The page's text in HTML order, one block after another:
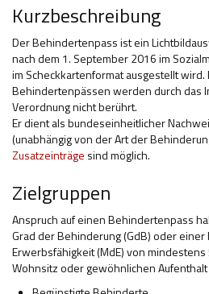
Kurzbeschreibung
Der Behindertenpass ist ein
nach dem 1. September 2016 im
im Scheckkartenformat ausgestellt
Behindertenpässen werden durch das
Verordnung nicht berührt.
Er dient als bundeseinheitlicher
(unabhängig von der Art der
Zusatzeinträge sind möglich.
Zielgruppen
Anspruch auf einen Behindertenpass
Grad der Behinderung (GdB) oder
Erwerbsfähigkeit (MdE) von
Wohnsitz oder gewöhnlichen
Selbsthilfe und Selbstvertretung
Pflege, Pflegende Angehörige
Unterstützung, Beratung,
Wohnen